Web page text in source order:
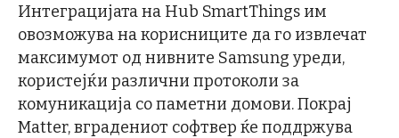
Интеграцијата на Hub SmartThings им
овозможува на корисниците да го извлечат
максимумот од нивните Samsung уреди,
користејќи различни протоколи за
комуникација со паметни домови. Покрај
Matter, вградениот софтвер ќе поддржува